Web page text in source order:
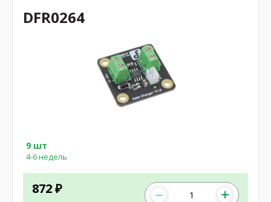
872 ₽
9 шт
4-6 недель
DFR0264